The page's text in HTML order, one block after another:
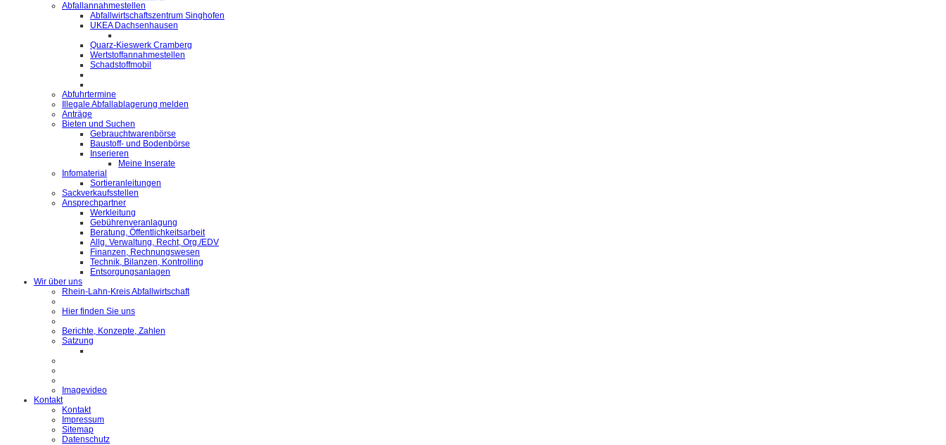
Abfallannahmestellen
Abfallwirtschaftszentrum Singhofen
UKEA Dachsenhausen
Quarz-Kieswerk Cramberg
Wertstoffannahmestellen
Schadstoffmobil
Abfuhrtermine
Illegale Abfallablagerung melden
Anträge
Bieten und Suchen
Gebrauchtwarenbörse
Baustoff- und Bodenbörse
Inserieren
Meine Inserate
Infomaterial
Sortieranleitungen
Sackverkaufsstellen
Ansprechpartner
Werkleitung
Gebührenveranlagung
Beratung, Öffentlichkeitsarbeit
Allg. Verwaltung, Recht, Org./EDV
Finanzen, Rechnungswesen
Technik, Bilanzen, Kontrolling
Entsorgungsanlagen
Wir über uns
Rhein-Lahn-Kreis Abfallwirtschaft
Hier finden Sie uns
Berichte, Konzepte, Zahlen
Satzung
Imagevideo
Kontakt
Kontakt
Impressum
Sitemap
Datenschutz